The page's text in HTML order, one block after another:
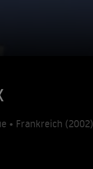
• Frankreich (2002)